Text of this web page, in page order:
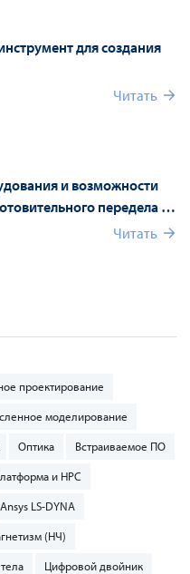
для создания
Читать
и возможности
передела на
Читать
проектирование
моделирование
Оптика Встраиваемое ПО
и HPC
Ansys LS-DYNA
(НЧ)
Цифровой двойник